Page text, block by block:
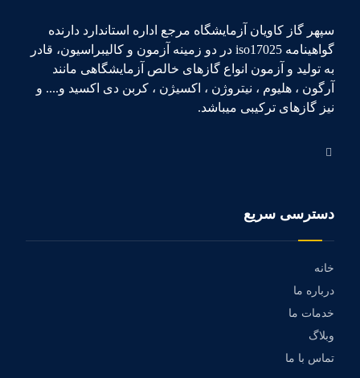
سپهر گاز کاویان آزمایشگاه مرجع اداره استاندارد دارنده
گواهینامه iso17025 در دو زمینه آزمون و کالیبراسیون، قادر
به تولید و آزمون انواع گازهای خالص آزمایشگاهی مانند
آرگون ، هلیوم ، نیتروژن ، اکسیژن ، کربن دی اکسید و.... و
نیز گازهای ترکیبی میباشد.
دسترسی سریع
خانه
درباره ما
خدمات ما
وبلاگ
تماس با ما